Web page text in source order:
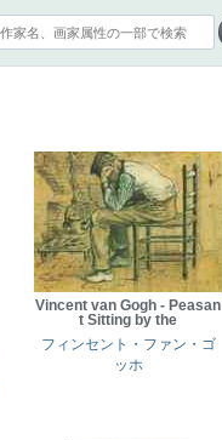
Vincent van Gogh - Peasan
t Sitting by the
フィンセント・ファン・ゴ
ッホ